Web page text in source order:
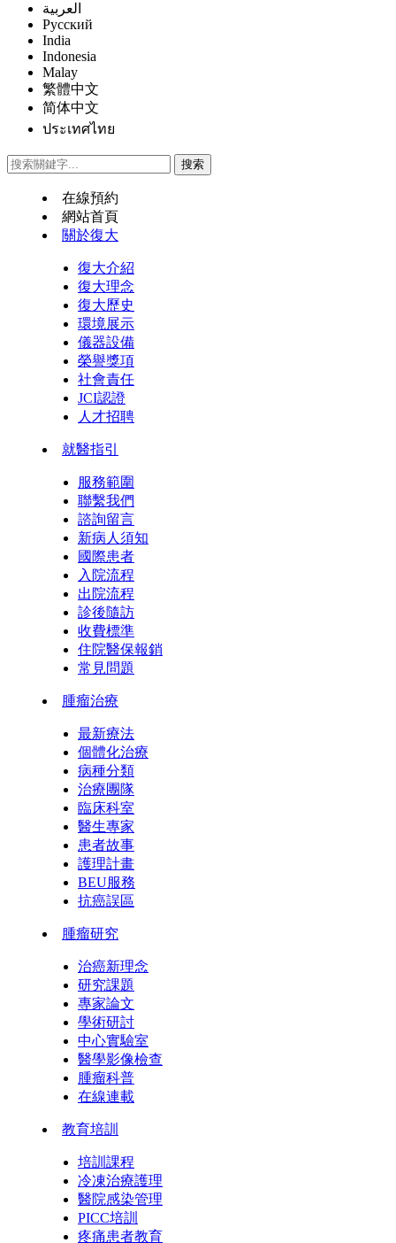
العربية
Русский
India
Indonesia
Malay
繁體中文
简体中文
ประเทศไทย
在線預約
網站首頁
關於復大
復大介紹
復大理念
復大歷史
環境展示
儀器設備
榮譽獎項
社會責任
JCI認證
人才招聘
就醫指引
服務範圍
聯繫我們
諮詢留言
新病人須知
國際患者
入院流程
出院流程
診後隨訪
收費標準
住院醫保報銷
常見問題
腫瘤治療
最新療法
個體化治療
病種分類
治療團隊
臨床科室
醫生專家
患者故事
護理計畫
BEU服務
抗癌誤區
腫瘤研究
治癌新理念
研究課題
專家論文
學術研討
中心實驗室
醫學影像檢查
腫瘤科普
在線連載
教育培訓
培訓課程
冷凍治療護理
醫院感染管理
PICC培訓
疼痛患者教育